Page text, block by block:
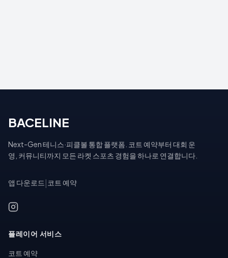
BACELINE
Next-Gen 테니스·피클볼 통합 플랫폼. 코트 예약부터 대회 운
영, 커뮤니티까지 모든 라켓 스포츠 경험을 하나로 연결합니다.
앱 다운로드 코트 예약
플레이어 서비스
코트 예약